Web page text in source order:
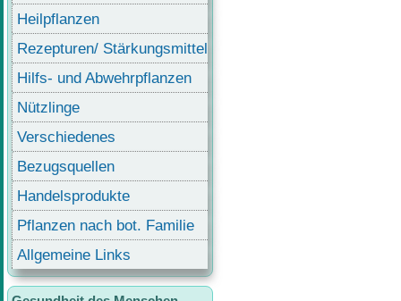
Heilpflanzen
Rezepturen/ Stärkungsmittel
Hilfs- und Abwehrpflanzen
Nützlinge
Verschiedenes
Bezugsquellen
Handelsprodukte
Pflanzen nach bot. Familie
Allgemeine Links